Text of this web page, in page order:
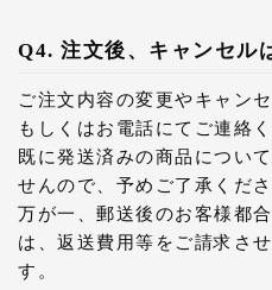
Q4. 注文後、キャンセル
ご注文内容の変更やキャン
もしくはお電話にてご連絡く
既に発送済みの商品につい
せんので、予めご了承くださ
万が一、郵送後のお客様都
は、返送費用等をご請求さ
す。